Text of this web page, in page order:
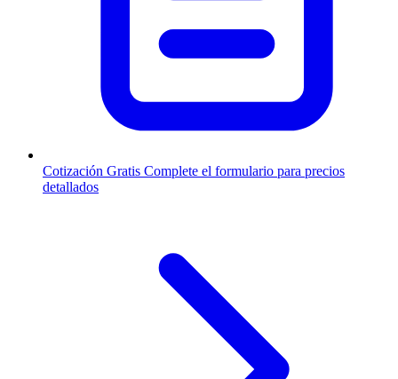
Cotización Gratis Complete el formulario para precios
detallados